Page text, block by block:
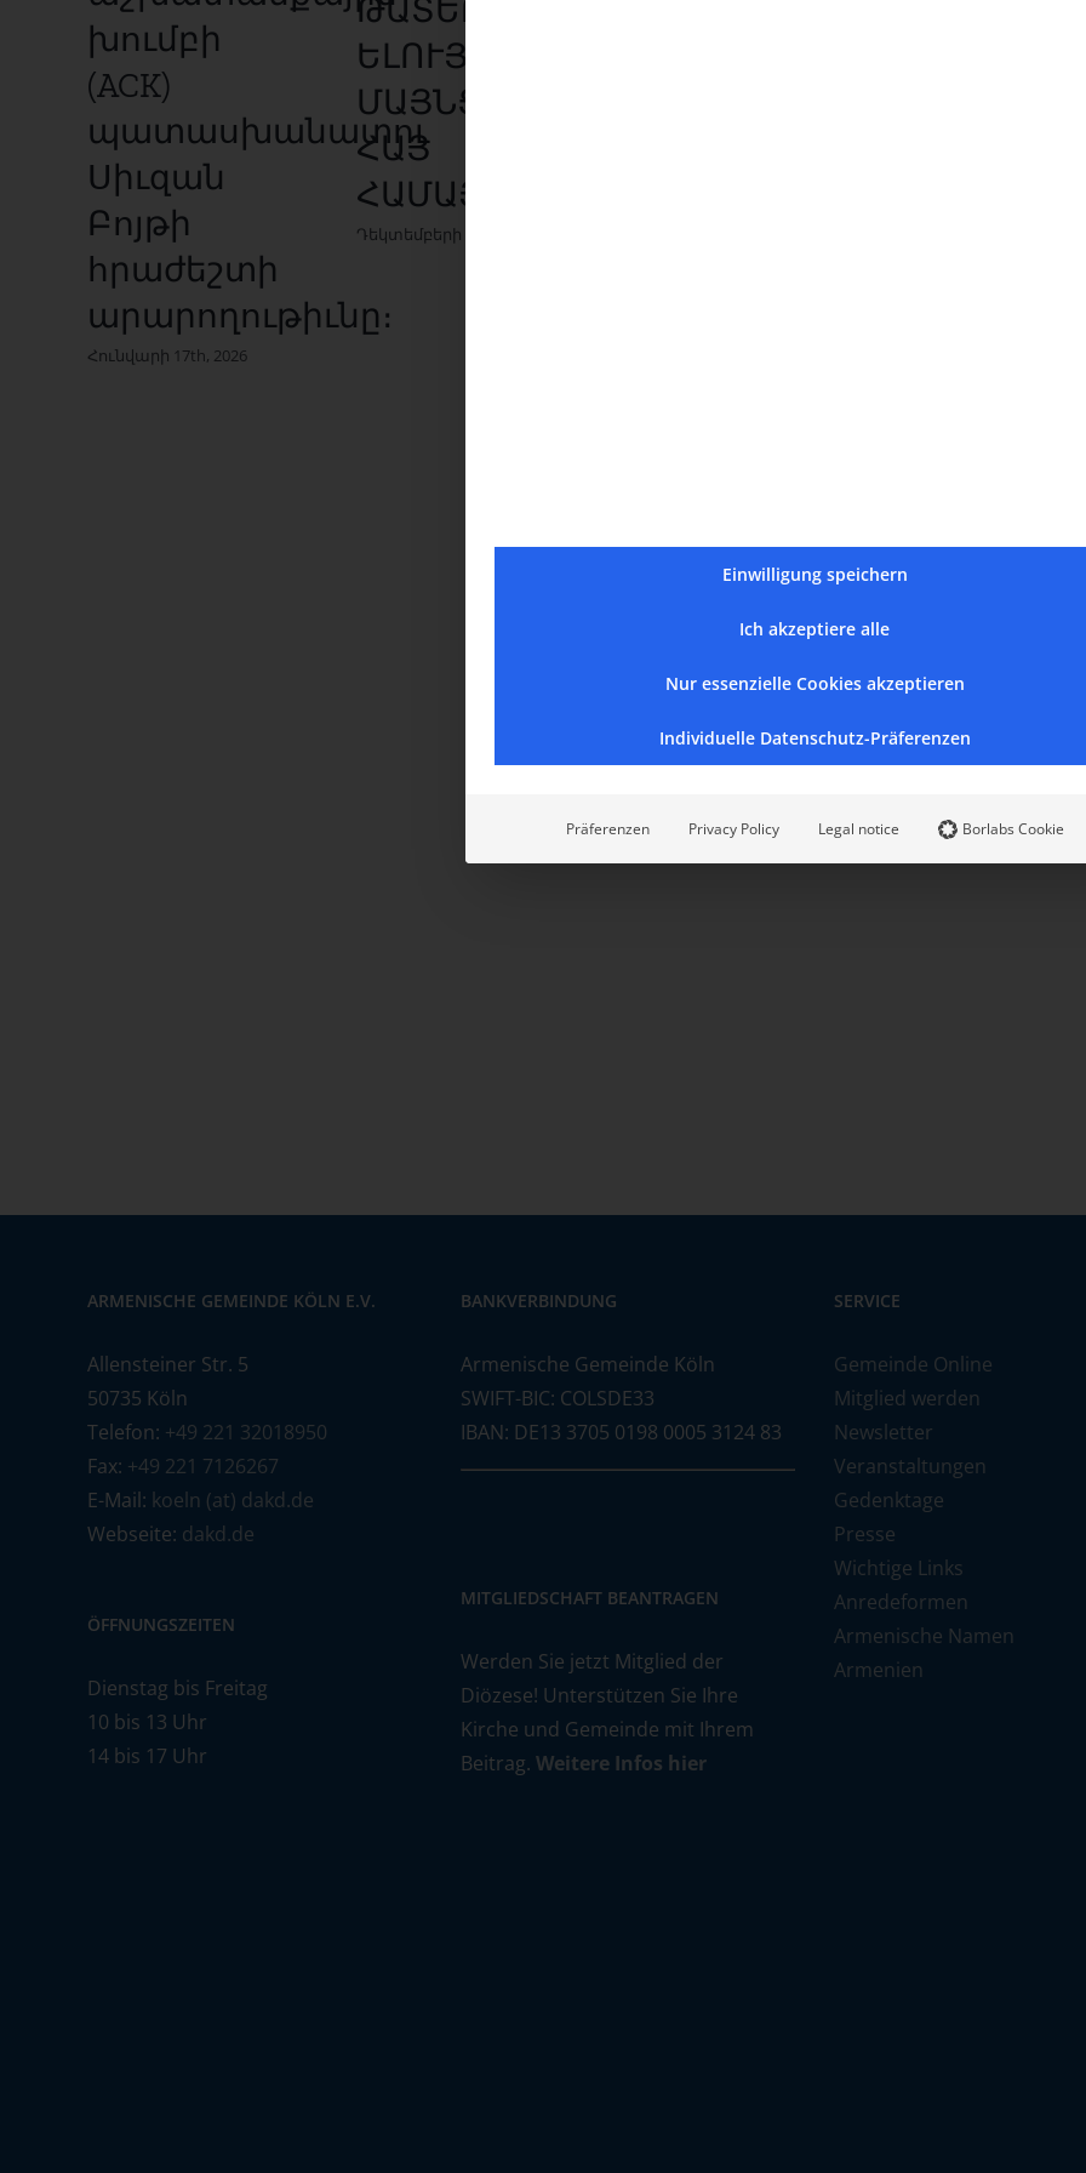
խումբի
(ACK)
պատասխանատու
Սիւզան
Բոյթի
հրաժեշտի
արարողութիւնը։
Հունվարի 17th, 2026
ԹԱՏԵՐԱԽՈՒՄԲԻ
ԵԼՈՒՅԹԸ
ՄԱՅՆՑԻ
ՀԱՅ
ՀԱՄԱՅՆՔՈՒՄ
Դեկտեմբերի 9th, 2025
ARMENISCHE GEMEINDE KÖLN E.V.
Allensteiner Str. 5
50735 Köln
Telefon: +49 221 32018950
Fax: +49 221 7126267
E-Mail: koeln (at) dakd.de
Webseite: dakd.de
ÖFFNUNGSZEITEN
Dienstag bis Freitag
10 bis 13 Uhr
14 bis 17 Uhr
BANKVERBINDUNG
Armenische Gemeinde Köln
SWIFT-BIC: COLSDE33
IBAN: DE13 3705 0198 0005 3124 83
MITGLIEDSCHAFT BEANTRAGEN
Werden Sie jetzt Mitglied der
Diözese! Unterstützen Sie Ihre
Kirche und Gemeinde mit Ihrem
Beitrag. Weitere Infos hier
SERVICE
Gemeinde Online
Mitglied werden
Newsletter
Veranstaltungen
Gedenktage
Presse
Wichtige Links
Anredeformen
Armenische Namen
Armenien
Einwilligung speichern
Ich akzeptiere alle
Nur essenzielle Cookies akzeptieren
Individuelle Datenschutz-Präferenzen
Präferenzen Privacy Policy Legal notice Borlabs Cookie